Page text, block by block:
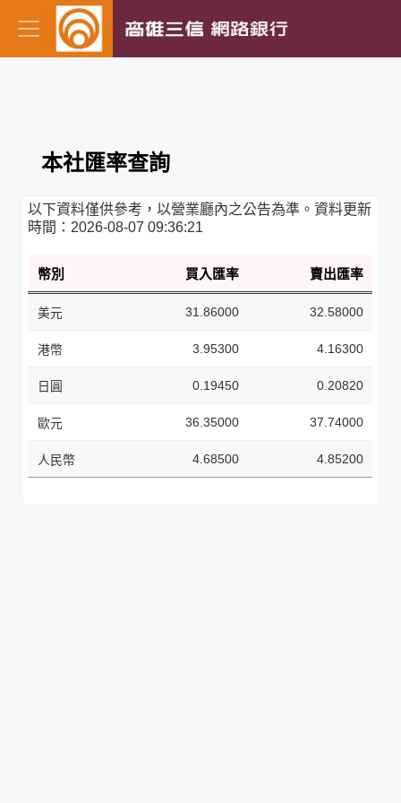
本社匯率查詢
以下資料僅供參考，以營業廳內之公告為準。資料更新
時間： 2026-08-07 09:36:21
幣別 買入匯率 賣出匯率
美元 31.86000 32.58000
港幣 3.95300 4.16300
日圓 0.19450 0.20820
歐元 36.35000 37.74000
人民幣 4.68500 4.85200